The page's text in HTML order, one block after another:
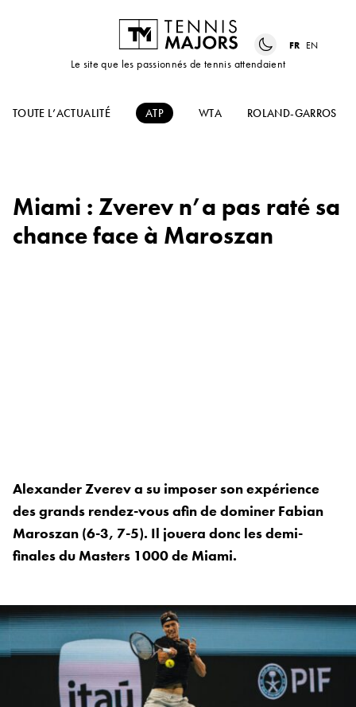
Le site que les passionnés de tennis attendaient
FR EN
TOUTE L’ACTUALITÉ ATP WTA ROLAND-GARROS
Miami : Zverev n’a pas raté sa
chance face à Maroszan
Alexander Zverev a su imposer son expérience
des grands rendez-vous afin de dominer Fabian
Maroszan (6-3, 7-5). Il jouera donc les demi-
finales du Masters 1000 de Miami.